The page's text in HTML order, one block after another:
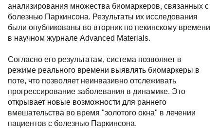
анализирования множества биомаркеров, связанных с
болезнью Паркинсона. Результаты их исследования
были опубликованы во вторник по пекинскому времени
в научном журнале Advanced Materials.
Согласно его результатам, система позволяет в
режиме реального времени выявлять биомаркеры в
поте, что позволяет неинвазивно отслеживать
прогрессирование заболевания в динамике. Это
открывает новые возможности для раннего
вмешательства во время "золотого окна" в лечении
пациентов с болезнью Паркинсона.